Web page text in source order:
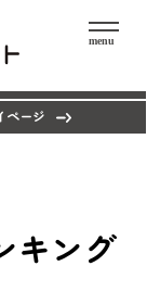
menu
ページ
キング